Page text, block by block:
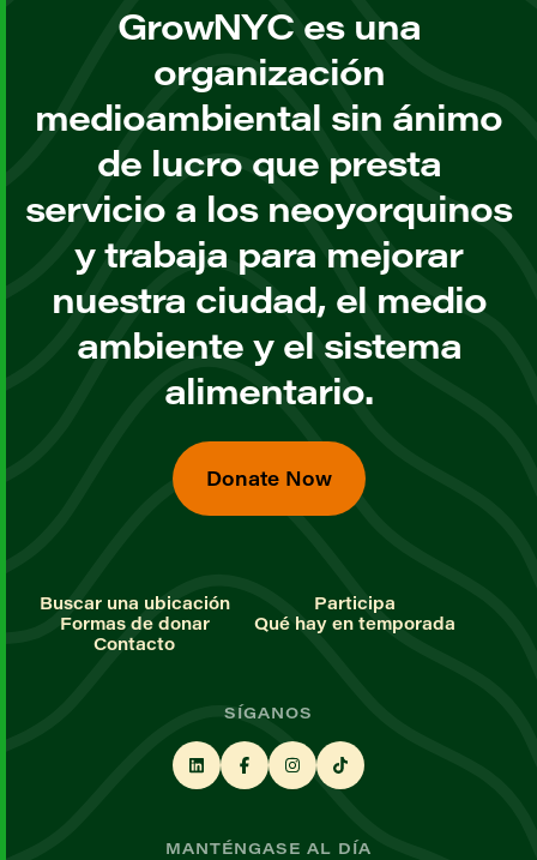
GrowNYC es una
organización
medioambiental sin ánimo
de lucro que presta
servicio a los neoyorquinos
y trabaja para mejorar
nuestra ciudad, el medio
ambiente y el sistema
alimentario.
Donate Now
Buscar una ubicación
Participa
Formas de donar
Qué hay en temporada
Contacto
SÍGANOS
MANTÉNGASE AL DÍA